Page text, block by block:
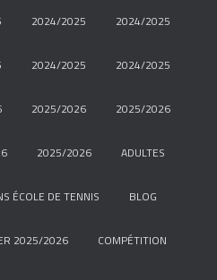
2024/2025 2024/2025
2024/2025 2024/2025
2025/2026 2025/2026
2025/2026 ADULTES
ÉCOLE DE TENNIS BLOG
2025/2026 COMPÉTITION